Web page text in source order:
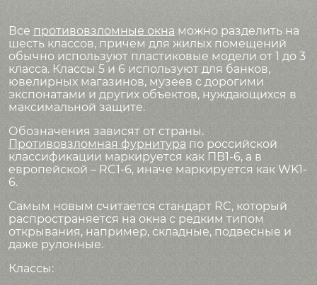
Все противовзломные окна можно разделить на
шесть классов, причем для жилых помещений
обычно используют пластиковые модели от 1 до 3
класса. Классы 5 и 6 используют для банков,
ювелирных магазинов, музеев с дорогими
экспонатами и других объектов, нуждающихся в
максимальной защите.
Обозначения зависят от страны.
Противовзломная фурнитура по российской
классификации маркируется как ПВ1-6, а в
европейской – RC1-6, иначе маркируется как WK1-
6.
Самым новым считается стандарт RC, который
распространяется на окна с редким типом
открывания, например, складные, подвесные и
даже рулонные.
Классы: